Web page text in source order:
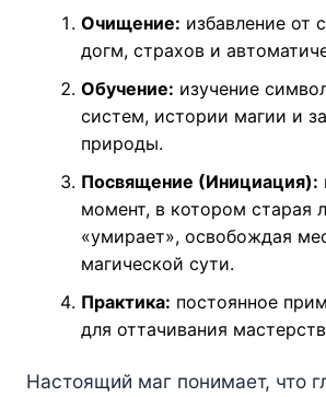
Очищение: избавление от
догм, страхов и
Обучение: изучение
систем, истории магии и
природы.
Посвящение (Инициация):
момент, в котором старая
«умирает», освобождая
магической сути.
Практика: постоянное
для оттачивания
Настоящий маг понимает, что